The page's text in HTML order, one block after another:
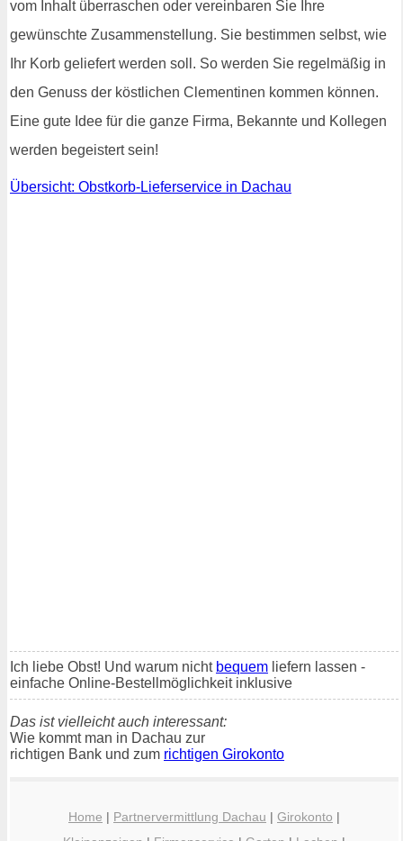
vom Inhalt überraschen oder vereinbaren Sie Ihre
gewünschte Zusammenstellung. Sie bestimmen selbst, wie
Ihr Korb geliefert werden soll. So werden Sie regelmäßig in
den Genuss der köstlichen Clementinen kommen können.
Eine gute Idee für die ganze Firma, Bekannte und Kollegen
werden begeistert sein!
Übersicht: Obstkorb-Lieferservice in Dachau
Ich liebe Obst! Und warum nicht bequem liefern lassen -
einfache Online-Bestellmöglichkeit inklusive
Das ist vielleicht auch interessant:
Wie kommt man in Dachau zur
richtigen Bank und zum richtigen Girokonto
Home | Partnervermittlung Dachau | Girokonto |